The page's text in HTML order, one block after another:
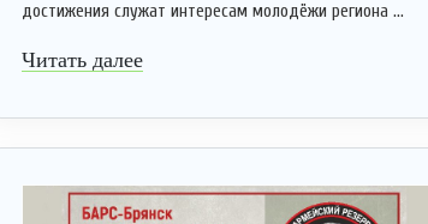
достижения служат интересам молодёжи региона ...
Читать далее